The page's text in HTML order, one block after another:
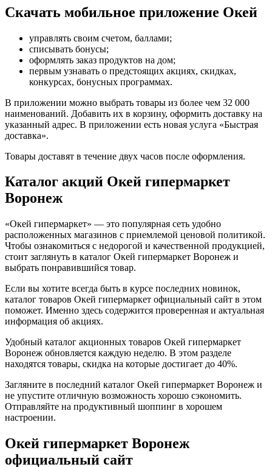
Скачать мобильное приложение Окей
управлять своим счетом, баллами;
списывать бонусы;
оформлять заказ продуктов на дом;
первым узнавать о предстоящих акциях, скидках,
конкурсах, бонусных программах.
В приложении можно выбрать товары из более чем 32 000
наименований. Добавить их в корзину, оформить доставку на
указанный адрес. В приложении есть новая услуга «Быстрая
доставка».
Товары доставят в течение двух часов после оформления.
Каталог акций Окей гипермаркет
Воронеж
«Окей гипермаркет» — это популярная сеть удобно
расположенных магазинов с приемлемой ценовой политикой.
Чтобы ознакомиться с недорогой и качественной продукцией,
стоит заглянуть в каталог Окей гипермаркет Воронеж и
выбрать понравившийся товар.
Если вы хотите всегда быть в курсе последних новинок,
каталог товаров Окей гипермаркет официальный сайт в этом
поможет. Именно здесь содержится проверенная и актуальная
информация об акциях.
Удобный каталог акционных товаров Окей гипермаркет
Воронеж обновляется каждую неделю. В этом разделе
находятся товары, скидка на которые достигает до 40%.
Загляните в последний каталог Окей гипермаркет Воронеж и
не упустите отличную возможность хорошо сэкономить.
Отправляйте на продуктивный шоппинг в хорошем
настроении.
Окей гипермаркет Воронеж
официальный сайт